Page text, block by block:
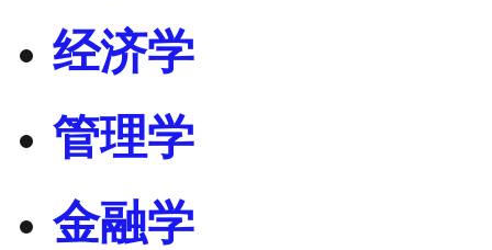
经济学
管理学
金融学